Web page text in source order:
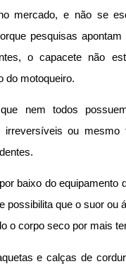
mercado, e não se
pesquisas
o capacete não
do motoqueiro.
nem todos
irreversíveis ou
baixo do equipamento
possibilita que o suor ou
o corpo seco por mais
e calças de